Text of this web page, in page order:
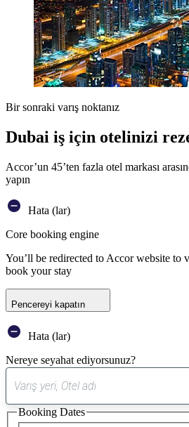
Bir sonraki varış noktanız
Dubai iş için otelinizi
Accor’un 45’ten fazla otel markası
yapın
Hata (lar)
Core booking engine
You’ll be redirected to Accor website to
book your stay
Pencereyi kapatın
Hata (lar)
Nereye seyahat ediyorsunuz?
öneri
Booking Dates